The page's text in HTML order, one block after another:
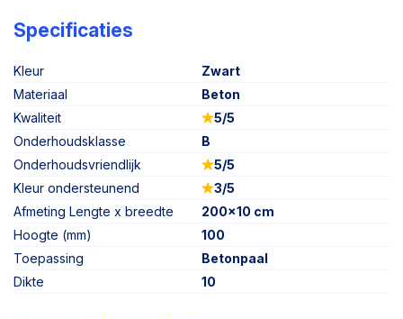
Specificaties
Kleur
Zwart
Materiaal
Beton
Kwaliteit
5/5
Onderhoudsklasse
B
Onderhoudsvriendlijk
5/5
Kleur ondersteunend
3/5
Afmeting Lengte x breedte
200x10 cm
Hoogte (mm)
100
Toepassing
Betonpaal
Dikte
10